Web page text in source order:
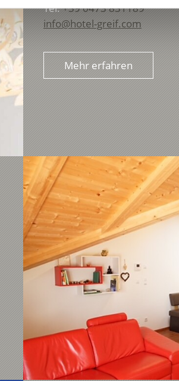
Tel.+39 0473 831189
info@hotel-greif.com
Mehr erfahren